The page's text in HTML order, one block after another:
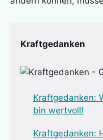
Kraftgedanken
Kraftgedanken:
bin wertvoll!
Kraftgedanken: